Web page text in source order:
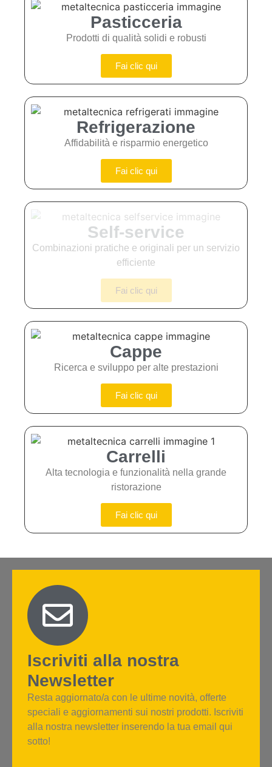
Pasticceria
Prodotti di qualità solidi e robusti
Fai clic qui
Refrigerazione
Affidabilità e risparmio energetico
Fai clic qui
Self-service
Combinazioni pratiche e originali per un servizio
efficiente
Fai clic qui
Cappe
Ricerca e sviluppo per alte prestazioni
Fai clic qui
Carrelli
Alta tecnologia e funzionalità nella grande
ristorazione
Fai clic qui
Iscriviti alla nostra
Newsletter
Resta aggiornato/a con le ultime novità, offerte
speciali e aggiornamenti sui nostri prodotti. Iscriviti
alla nostra newsletter inserendo la tua email qui
sotto!